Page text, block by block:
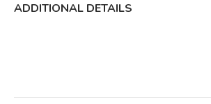
ADDITIONAL DETAILS